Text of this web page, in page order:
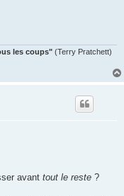
les coups" (Terry Pratchett)
avant tout le reste ?